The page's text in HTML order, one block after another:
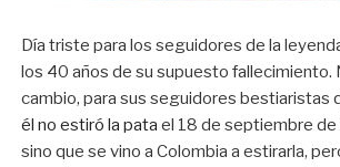
Día triste para los seguidores de la
los 40 años de su supuesto fallecimiento.
cambio, para sus seguidores bestiaristas
él no estiró la pata el 18 de septiembre
sino que se vino a Colombia a estirarla,